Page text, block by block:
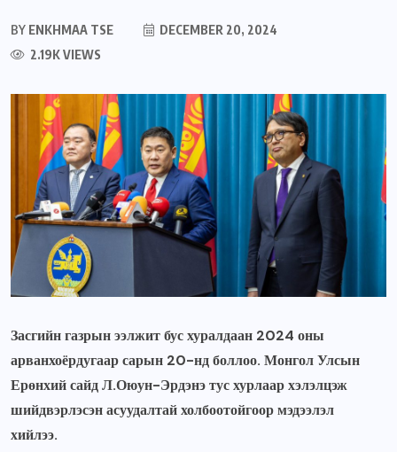
BY ENKHMAA TSE
DECEMBER 20, 2024
2.19K VIEWS
Засгийн газрын ээлжит бус хуралдаан 2024 оны
арванхоёрдугаар сарын 20-нд боллоо. Монгол Улсын
Ерөнхий сайд Л.Оюун-Эрдэнэ тус хурлаар хэлэлцэж
шийдвэрлэсэн асуудалтай холбоотойгоор мэдээлэл
хийлээ.